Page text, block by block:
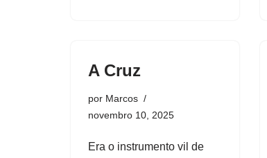
A Cruz
por Marcos
novembro 10, 2025
Era o instrumento vil de